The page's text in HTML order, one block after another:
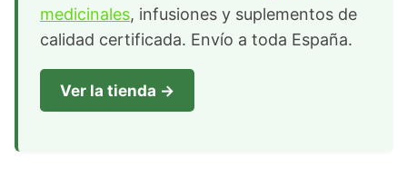
medicinales, infusiones y suplementos de
calidad certificada. Envío a toda España.
Ver la tienda →